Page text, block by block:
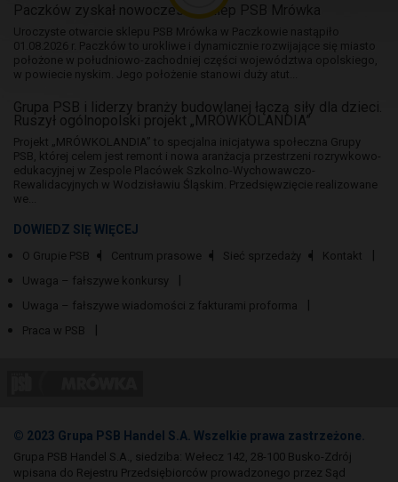
Paczków zyskał nowoczesny sklep PSB Mrówka
Uroczyste otwarcie sklepu PSB Mrówka w Paczkowie nastąpiło
01.08.2026 r. Paczków to urokliwe i dynamicznie rozwijające się miasto
położone w południowo-zachodniej części województwa opolskiego,
w powiecie nyskim. Jego położenie stanowi duży atut...
Grupa PSB i liderzy branży budowlanej łączą siły dla dzieci.
Ruszył ogólnopolski projekt „MRÓWKOLANDIA”
Projekt „MRÓWKOLANDIA” to specjalna inicjatywa społeczna Grupy
PSB, której celem jest remont i nowa aranżacja przestrzeni rozrywkowo-
edukacyjnej w Zespole Placówek Szkolno-Wychowawczo-
Rewalidacyjnych w Wodzisławiu Śląskim. Przedsięwzięcie realizowane
we...
DOWIEDZ SIĘ WIĘCEJ
O Grupie PSB Centrum prasowe Sieć sprzedaży
Kontakt
Uwaga – fałszywe konkursy
Uwaga – fałszywe wiadomości z fakturami proforma
Praca w PSB
© 2023 Grupa PSB Handel S.A. Wszelkie prawa zastrzeżone.
Grupa PSB Handel S.A., siedziba: Wełecz 142, 28-100 Busko-Zdrój
wpisana do Rejestru Przedsiębiorców prowadzonego przez Sąd